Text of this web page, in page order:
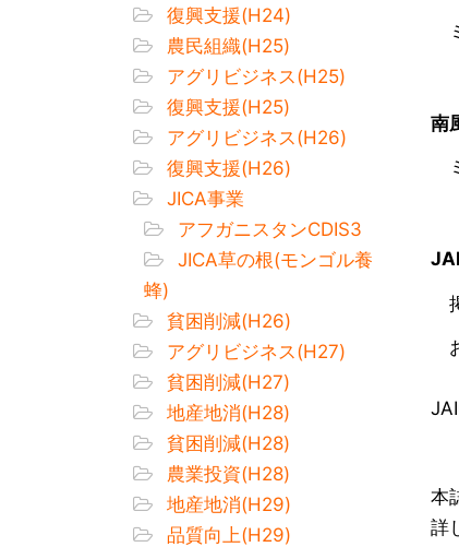
復興支援(H24)
農民組織(H25)
アグリビジネス(H25)
復興支援(H25)
アグリビジネス(H26)
復興支援(H26)
JICA事業
アフガニスタンCDIS3
JICA草の根(モンゴル養
蜂)
貧困削減(H26)
アグリビジネス(H27)
貧困削減(H27)
地産地消(H28)
貧困削減(H28)
農業投資(H28)
地産地消(H29)
品質向上(H29)
南
本
詳